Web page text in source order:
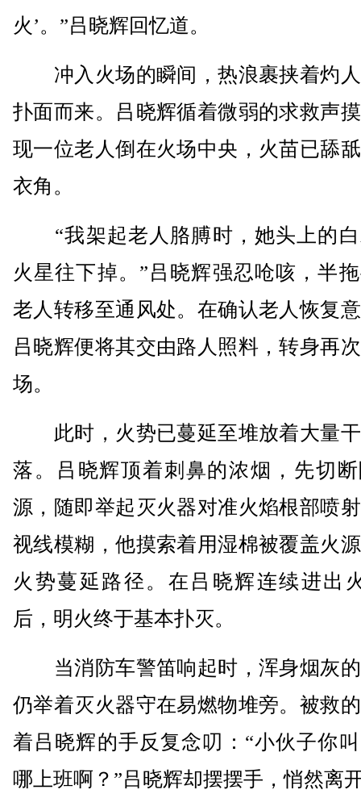
火’。”吕晓辉回忆道。
冲入火场的瞬间，热浪裹挟着灼
扑面而来。吕晓辉循着微弱的求救声
现一位老人倒在火场中央，火苗已舔
衣角。
“我架起老人胳膊时，她头上的白
火星往下掉。”吕晓辉强忍呛咳，半
老人转移至通风处。在确认老人恢复
吕晓辉便将其交由路人照料，转身再
场。
此时，火势已蔓延至堆放着大量
落。吕晓辉顶着刺鼻的浓烟，先切
源，随即举起灭火器对准火焰根部喷
视线模糊，他摸索着用湿棉被覆盖火
火势蔓延路径。在吕晓辉连续进出
后，明火终于基本扑灭。
当消防车警笛响起时，浑身烟灰
仍举着灭火器守在易燃物堆旁。被救
着吕晓辉的手反复念叨：“小伙子你
哪上班啊？”吕晓辉却摆摆手，悄然离